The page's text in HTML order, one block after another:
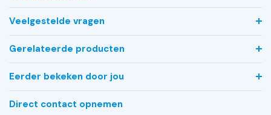
Veelgestelde vragen
Gerelateerde producten
Eerder bekeken door jou
Direct contact opnemen